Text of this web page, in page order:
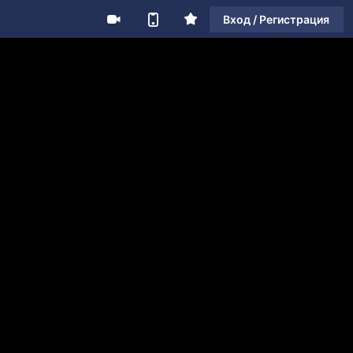
Вход / Регистрация